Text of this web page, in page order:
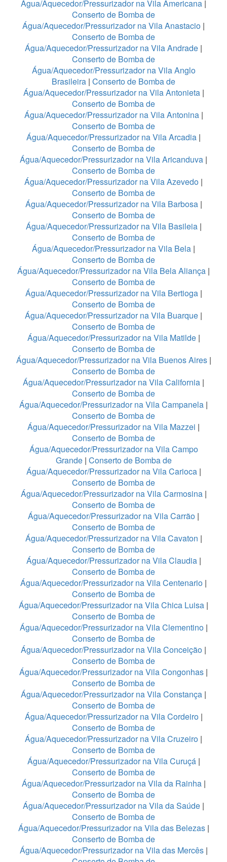
Água/Aquecedor/Pressurizador na Vila Americana |
Conserto de Bomba de
Água/Aquecedor/Pressurizador na Vila Anastacio |
Conserto de Bomba de
Água/Aquecedor/Pressurizador na Vila Andrade |
Conserto de Bomba de
Água/Aquecedor/Pressurizador na Vila Anglo
Brasileira | Conserto de Bomba de
Água/Aquecedor/Pressurizador na Vila Antonieta|
Conserto de Bomba de
Água/Aquecedor/Pressurizador na Vila Antonina|
Conserto de Bomba de
Água/Aquecedor/Pressurizador na Vila Arcadia |
Conserto de Bomba de
Água/Aquecedor/Pressurizador na Vila Aricanduva |
Conserto de Bomba de
Água/Aquecedor/Pressurizador na Vila Azevedo |
Conserto de Bomba de
Água/Aquecedor/Pressurizador na Vila Barbosa|
Conserto de Bomba de
Água/Aquecedor/Pressurizador na Vila Basileia|
Conserto de Bomba de
Água/Aquecedor/Pressurizador na Vila Bela |
Conserto de Bomba de
Água/Aquecedor/Pressurizador na Vila Bela Aliança |
Conserto de Bomba de
Água/Aquecedor/Pressurizador na Vila Bertioga|
Conserto de Bomba de
Água/Aquecedor/Pressurizador na Vila Buarque |
Conserto de Bomba de
Água/Aquecedor/Pressurizador na Vila Matilde|
Conserto de Bomba de
Água/Aquecedor/Pressurizador na Vila Buenos Aires|
Conserto de Bomba de
Água/Aquecedor/Pressurizador na Vila California |
Conserto de Bomba de
Água/Aquecedor/Pressurizador na Vila Campanela |
Conserto de Bomba de
Água/Aquecedor/Pressurizador na Vila Mazzei |
Conserto de Bomba de
Água/Aquecedor/Pressurizador na Vila Campo
Grande| Conserto de Bomba de
Água/Aquecedor/Pressurizador na Vila Carioca|
Conserto de Bomba de
Água/Aquecedor/Pressurizador na Vila Carmosina|
Conserto de Bomba de
Água/Aquecedor/Pressurizador na Vila Carrão |
Conserto de Bomba de
Água/Aquecedor/Pressurizador na Vila Cavaton |
Conserto de Bomba de
Água/Aquecedor/Pressurizador na Vila Claudia|
Conserto de Bomba de
Água/Aquecedor/Pressurizador na Vila Centenario |
Conserto de Bomba de
Água/Aquecedor/Pressurizador na Vila Chica Luisa |
Conserto de Bomba de
Água/Aquecedor/Pressurizador na Vila Clementino|
Conserto de Bomba de
Água/Aquecedor/Pressurizador na Vila Conceição |
Conserto de Bomba de
Água/Aquecedor/Pressurizador na Vila Congonhas |
Conserto de Bomba de
Água/Aquecedor/Pressurizador na Vila Constança |
Conserto de Bomba de
Água/Aquecedor/Pressurizador na Vila Cordeiro|
Conserto de Bomba de
Água/Aquecedor/Pressurizador na Vila Cruzeiro |
Conserto de Bomba de
Água/Aquecedor/Pressurizador na Vila Curuçá |
Conserto de Bomba de
Água/Aquecedor/Pressurizador na Vila da Rainha |
Conserto de Bomba de
Água/Aquecedor/Pressurizador na Vila da Saúde |
Conserto de Bomba de
Água/Aquecedor/Pressurizador na Vila das Belezas|
Conserto de Bomba de
Água/Aquecedor/Pressurizador na Vila das Mercês|